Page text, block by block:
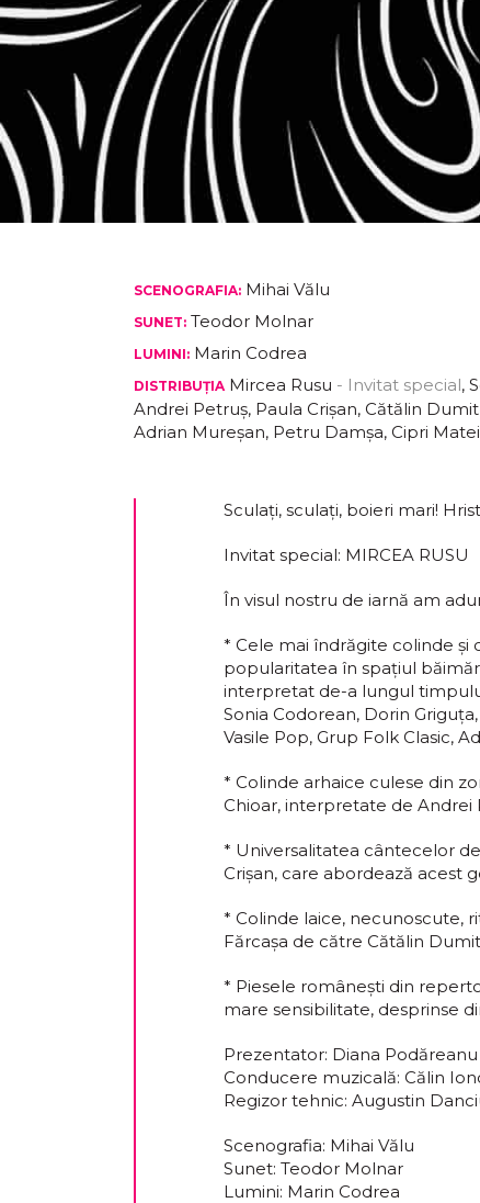
SCENOGRAFIA: Mihai Vălu
SUNET: Teodor Molnar
LUMINI: Marin Codrea
DISTRIBUȚIA Mircea Rusu - Invitat special,
Andrei Petruș, Paula Crișan, Cătălin
Adrian Mureșan, Petru Damșa, Cipri
Sculați, sculați, boieri mari!
Invitat special: MIRCEA RUSU
În visul nostru de iarnă am
* Cele mai îndrăgite colinde și
popularitatea în spațiul
interpretat de-a lungul
Sonia Codorean, Dorin
Vasile Pop, Grup Folk Clasic,
* Colinde arhaice culese din
Chioar, interpretate de Andrei
* Universalitatea cântecelor
Crișan, care abordează acest
* Colinde laice, necunoscute,
Fărcașa de către Cătălin
* Piesele românești din
mare sensibilitate, desprinse
Prezentator: Diana Podăreanu
Conducere muzicală: Călin
Regizor tehnic: Augustin
Scenografia: Mihai Vălu
Sunet: Teodor Molnar
Lumini: Marin Codrea